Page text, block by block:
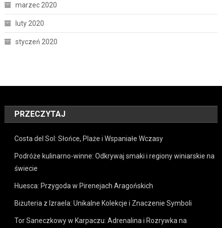
marzec 2020
luty 2020
styczeń 2020
PRZECZYTAJ
Costa del Sol: Słońce, Plaże i Wspaniałe Wczasy
Podróże kulinarno-winne: Odkrywaj smaki i regiony winiarskie na
świecie
Huesca: Przygoda w Pirenejach Aragońskich
Biżuteria z Izraela: Unikalne Kolekcje i Znaczenie Symboli
Tor Saneczkowy w Karpaczu: Adrenalina i Rozrywka na